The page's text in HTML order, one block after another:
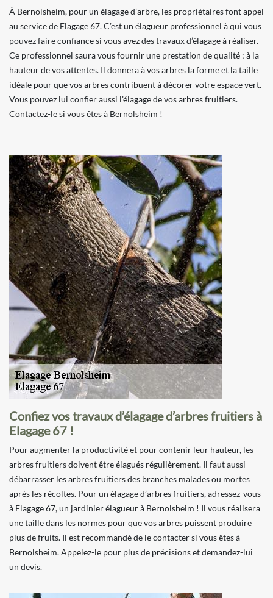
À Bernolsheim, pour un élagage d’arbre, les propriétaires font appel
au service de Elagage 67. C’est un élagueur professionnel à qui vous
pouvez faire confiance si vous avez des travaux d’élagage à réaliser.
Ce professionnel saura vous fournir une prestation de qualité ; à la
hauteur de vos attentes. Il donnera à vos arbres la forme et la taille
idéale pour que vos arbres contribuent à décorer votre espace vert.
Vous pouvez lui confier aussi l’élagage de vos arbres fruitiers.
Contactez-le si vous êtes à Bernolsheim !
Confiez vos travaux d’élagage d’arbres fruitiers à
Elagage 67 !
Pour augmenter la productivité et pour contenir leur hauteur, les
arbres fruitiers doivent être élagués régulièrement. Il faut aussi
débarrasser les arbres fruitiers des branches malades ou mortes
après les récoltes. Pour un élagage d’arbres fruitiers, adressez-vous
à Elagage 67, un jardinier élagueur à Bernolsheim ! Il vous réalisera
une taille dans les normes pour que vos arbres puissent produire
plus de fruits. Il est recommandé de le contacter si vous êtes à
Bernolsheim. Appelez-le pour plus de précisions et demandez-lui
un devis.